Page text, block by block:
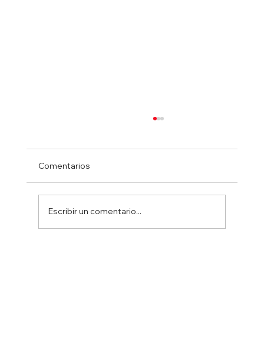
Comentarios
Escribir un comentario...